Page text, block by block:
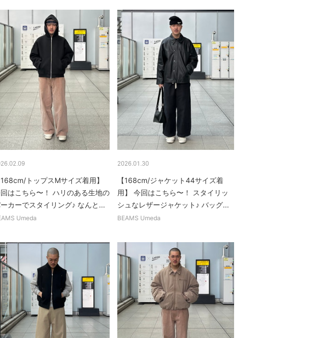
168cm/トップスMサイズ着用】
はこちら〜！ ハリのある生地の
カーでスタイリング♪ なんと...
Umeda
2026.01.30
【168cm/ジャケット44サイズ着
用】 今回はこちら〜！ スタイリッ
シュなレザージャケット♪ バッグ...
BEAMS Umeda